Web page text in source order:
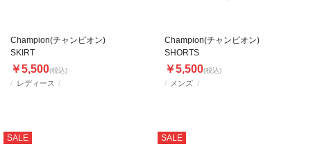
レディース
Champion(チャンピオン)
SKIRT
￥5,500(税込)
メンズ
Champion(チャンピオン)
SHORTS
￥5,500(税込)
SALE SALE